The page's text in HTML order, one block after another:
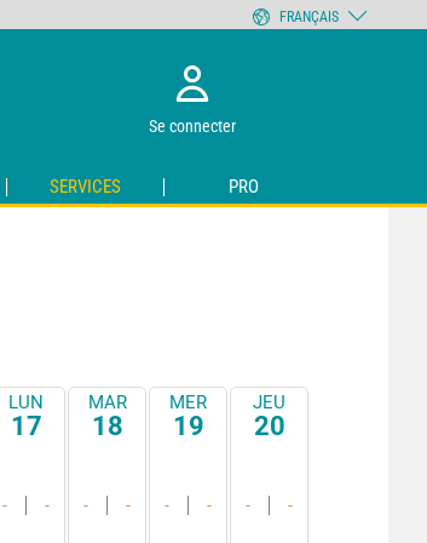
Se connecter
SERVICES PRO
LUN
17
- -
MAR
18
- -
MER
19
- -
JEU
20
- -
FRANÇAIS